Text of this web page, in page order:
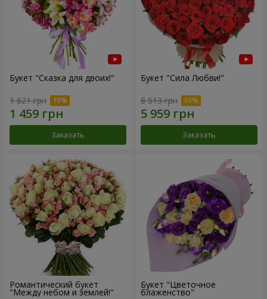
Букет "Сказка для двоих!"
1 621 грн
Заказать
Букет "Сила Любви!"
8 513 грн
Заказать
Романтический букет
"Между небом и землей!"
Букет "Цветочное
блаженство"